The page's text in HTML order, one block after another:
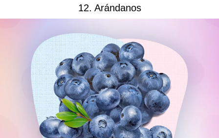
12. Arándanos